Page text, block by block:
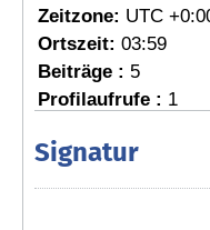
Zeitzone: UTC
Ortszeit: 03:59
Beiträge : 5
Profilaufrufe : 1
Signatur